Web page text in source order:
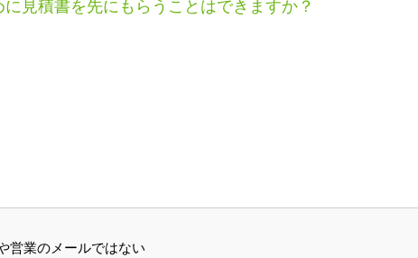
営業のメールではない